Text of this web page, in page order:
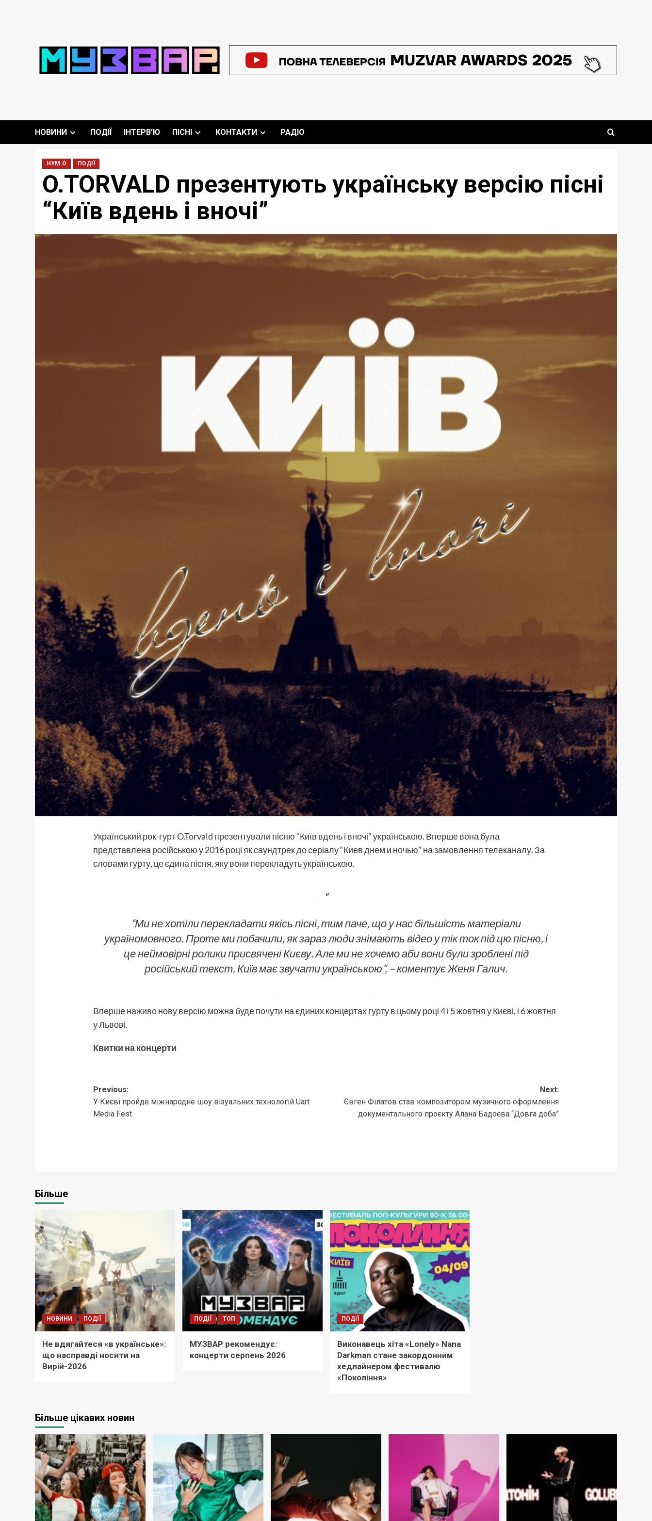
НОВИНИ ПОДІЇ ІНТЕРВ’Ю ПІСНІ КОНТАКТИ РАДІО
НУМ.О ПОДІЇ
O.TORVALD презентують українську версію пісні
“Київ вдень і вночі”
Український рок-гуртO.Torvald презентували пісню“Київ вдень і вночі”українською. Вперше вона була
представлена російською у 2016 році як саундтрек до серіалу “Киев днем и ночью” на замовлення телеканалу. За
словами гурту, це єдина пісня, яку вони перекладуть українською.
“Ми не хотіли перекладати якісь пісні, тим паче, що у нас більшість матеріали
україномовного. Проте ми побачили, як зараз люди знімають відео у тік ток під цю пісню, і
це неймовірні ролики присвячені Києву. Але ми не хочемо аби вони були зроблені під
російський текст. Київ має звучати українською”, – коментує Женя Галич.
Впершенаживонову версію можна буде почути на єдиних концертах гурту в цьому році 4 і 5 жовтня у Києві, і 6 жовтня
у Львові.
Квитки на концерти
Post
navigation
Previous:
У Києві пройде міжнародне шоу візуальних технологій Uart
Media Fest
Next:
Євген Філатов став композитором музичного оформлення
документального проєкту Алана Бадоєва “Довга доба”
Більше
НОВИНИ ПОДІЇ
Не вдягайтеся «в українське»:
що насправді носити на
Вирій-2026
ПОДІЇ ТОП
МУЗВАР рекомендує:
концерти серпень 2026
ПОДІЇ
Виконавець хіта «Lonely» Nana
Darkman стане закордонним
хедлайнером фестивалю
«Покоління»
Більше цікавих новин